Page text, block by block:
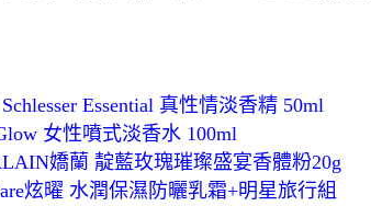
Essential 真性情淡香精 50ml
女性噴式淡香水 100ml
嬌蘭 靛藍玫瑰璀璨盛宴香體粉20g
炫曜 水潤保濕防曬乳霜+明星旅行組